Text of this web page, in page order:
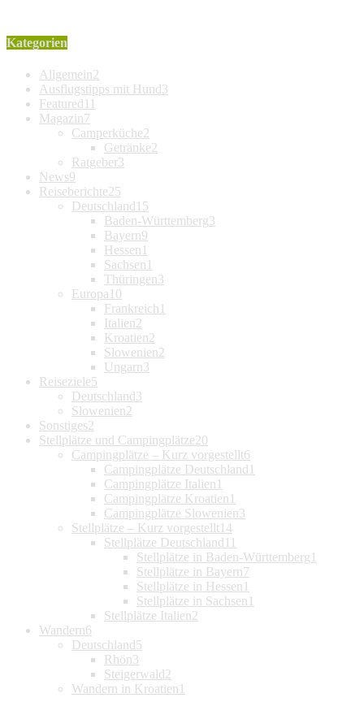
Kategorien
Allgemein2
Ausflugstipps mit Hund3
Featured 11
Magazin7
Camperküche2
Getränke2
Ratgeber3
News9
Reiseberichte25
Deutschland 15
Baden-Württemberg3
Bayern9
Hessen 1
Sachsen 1
Thüringen3
Europa 10
Frankreich 1
Italien2
Kroatien2
Slowenien2
Ungarn3
Reiseziele5
Deutschland3
Slowenien2
Sonstiges2
Stellplätze und Campingplätze20
Campingplätze – Kurz vorgestellt6
Campingplätze Deutschland 1
Campingplätze Italien 1
Campingplätze Kroatien 1
Campingplätze Slowenien3
Stellplätze – Kurz vorgestellt 14
Stellplätze Deutschland 11
Stellplätze in Baden-Württemberg 1
Stellplätze in Bayern7
Stellplätze in Hessen 1
Stellplätze in Sachsen 1
Stellplätze Italien2
Wandern6
Deutschland5
Rhön3
Steigerwald2
Wandern in Kroatien 1